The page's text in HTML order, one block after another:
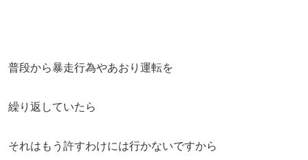
普段から暴走行為やあおり運転を
繰り返していたら
それはもう許すわけには行かないですから